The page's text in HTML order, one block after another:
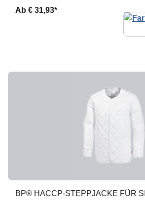
Ab € 31,93*
BP® HACCP-STEPPJACKE FÜR